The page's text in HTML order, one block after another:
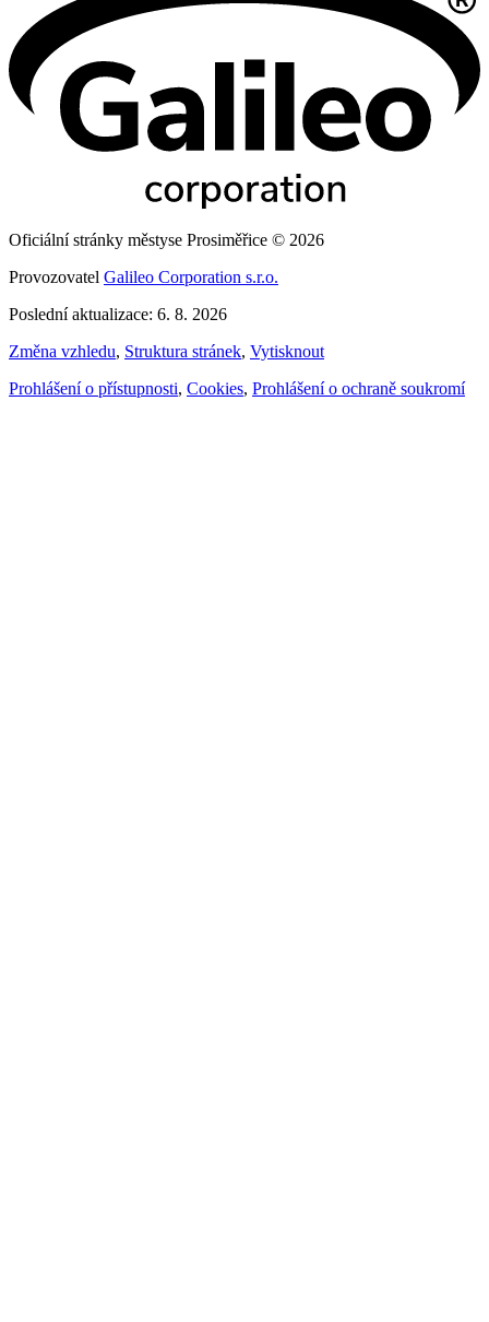
Oficiální stránky městyse Prosiměřice © 2026
Provozovatel Galileo Corporation s.r.o.
Poslední aktualizace: 6. 8. 2026
Změna vzhledu, Struktura stránek, Vytisknout
Prohlášení o přístupnosti, Cookies, Prohlášení o ochraně soukromí